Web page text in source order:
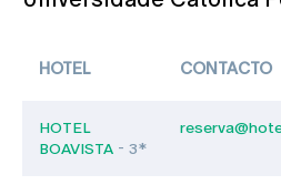
HOTEL CONTACTO
HOTEL
BOAVISTA - 3*